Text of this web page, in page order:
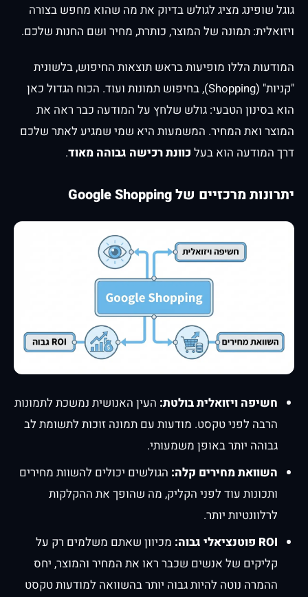
גוגל שופינג מציג לגולש בדיוק את מה שהוא מחפש בצורה
ויזואלית: תמונה של המוצר, כותרת, מחיר ושם החנות שלכם.
המודעות הללו מופיעות בראש תוצאות החיפוש, בלשונית
"קניות" (Shopping), בחיפוש תמונות ועוד. הכוח הגדול כאן
הוא בסינון הטבעי: גולש שלחץ על המודעה כבר ראה את
המוצר ואת המחיר. המשמעות היא שמי שמגיע לאתר שלכם
דרך המודעה הוא בעל כוונת רכישה גבוהה מאוד.
יתרונות מרכזיים של Google Shopping
חשיפה ויזואלית בולטת: העין האנושית נמשכת לתמונות
הרבה לפני טקסט. מודעות עם תמונה זוכות לתשומת לב
גבוהה יותר באופן משמעותי.
השוואת מחירים קלה: הגולשים יכולים להשוות מחירים
ותכונות עוד לפני הקליק, מה שהופך את ההקלקות
לרלוונטיות יותר.
ROI פוטנציאלי גבוה:
מכיוון שאתם משלמים רק על
קליקים של אנשים שכבר ראו את המחיר והמוצר, יחס
ההמרה נוטה להיות גבוה יותר בהשוואה למודעות טקסט